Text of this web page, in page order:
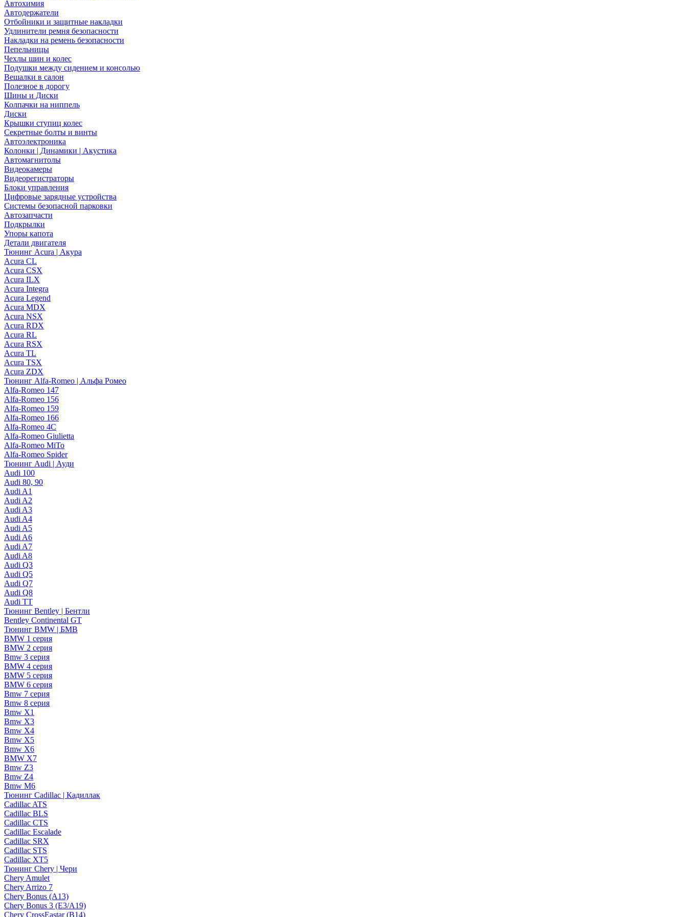
Автохимия
Автодержатели
Отбойники и защитные накладки
Удлинители ремня безопасности
Накладки на ремень безопасности
Пепельницы
Чехлы шин и колес
Подушки между сидением и консолью
Вешалки в салон
Полезное в дорогу
Шины и Диски
Колпачки на ниппель
Диски
Крышки ступиц колес
Секретные болты и винты
Автоэлектроника
Колонки | Динамики | Акустика
Автомагнитолы
Видеокамеры
Видеорегистраторы
Блоки управления
Цифровые зарядные устройства
Системы безопасной парковки
Автозапчасти
Подкрылки
Упоры капота
Детали двигателя
Тюнинг Acura | Акура
Acura CL
Acura CSX
Acura ILX
Acura Integra
Acura Legend
Acura MDX
Acura NSX
Acura RDX
Acura RL
Acura RSX
Acura TL
Acura TSX
Acura ZDX
Тюнинг Alfa-Romeo | Альфа Ромео
Alfa-Romeo 147
Alfa-Romeo 156
Alfa-Romeo 159
Alfa-Romeo 166
Alfa-Romeo 4C
Alfa-Romeo Giulietta
Alfa-Romeo MiTo
Alfa-Romeo Spider
Тюнинг Audi | Ауди
Audi 100
Audi 80, 90
Audi A1
Audi A2
Audi A3
Audi A4
Audi A5
Audi A6
Audi A7
Audi A8
Audi Q3
Audi Q5
Audi Q7
Audi Q8
Audi TT
Тюнинг Bentley | Бентли
Bentley Continental GT
Тюнинг BMW | БМВ
BMW 1 серия
BMW 2 серия
Bmw 3 серия
BMW 4 серия
BMW 5 серия
BMW 6 серия
Bmw 7 серия
Bmw 8 серия
Bmw X1
Bmw X3
Bmw X4
Bmw X5
Bmw X6
BMW X7
Bmw Z3
Bmw Z4
Bmw М6
Тюнинг Cadillac | Кадиллак
Cadillac ATS
Cadillac BLS
Cadillac CTS
Cadillac Escalade
Cadillac SRX
Cadillac STS
Cadillac XT5
Тюнинг Chery | Чери
Chery Amulet
Chery Arrizo 7
Chery Bonus (A13)
Chery Bonus 3 (E3/A19)
Chery CrossEastar (B14)